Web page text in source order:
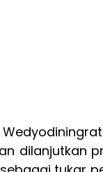
dilanjutkan